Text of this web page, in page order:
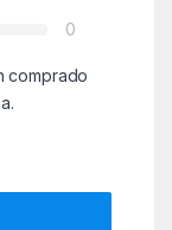
0
comprado